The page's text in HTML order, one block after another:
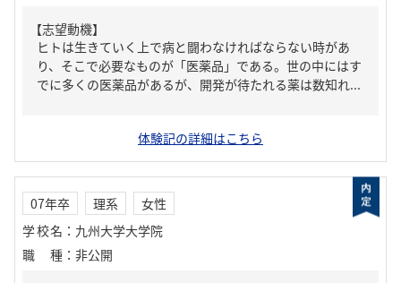
【志望動機】
ヒトは生きていく上で病と闘わなければならない時があ
り、そこで必要なものが「医薬品」である。世の中にはす
でに多くの医薬品があるが、開発が待たれる薬は数知れ...
体験記の詳細はこちら
07年卒 理系
女性
学校名 ： 九州大学大学院
職種 ： 非公開